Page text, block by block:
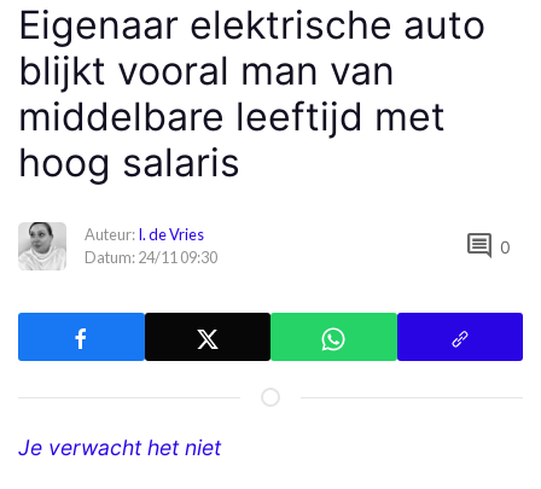
Eigenaar elektrische auto
blijkt vooral man van
middelbare leeftijd met
hoog salaris
Auteur:I. de Vries
Datum: 24/11 09:30
comment 0
Je verwacht het niet